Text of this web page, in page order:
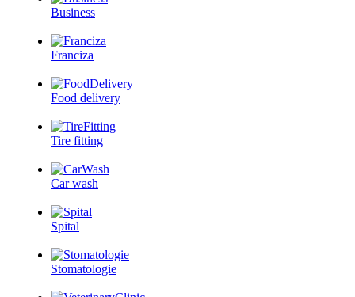
Business
Franciza
Food delivery
Tire fitting
Car wash
Spital
Stomatologie